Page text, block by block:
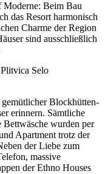
Beim Bau
das Resort harmonisch
Charme der Region
sind ausschließlich
Blockhütten-
erinnern. Sämtliche
Bettwäsche wurden per
Apartment trotz der
der Liebe zum
massive
der Ethno Houses